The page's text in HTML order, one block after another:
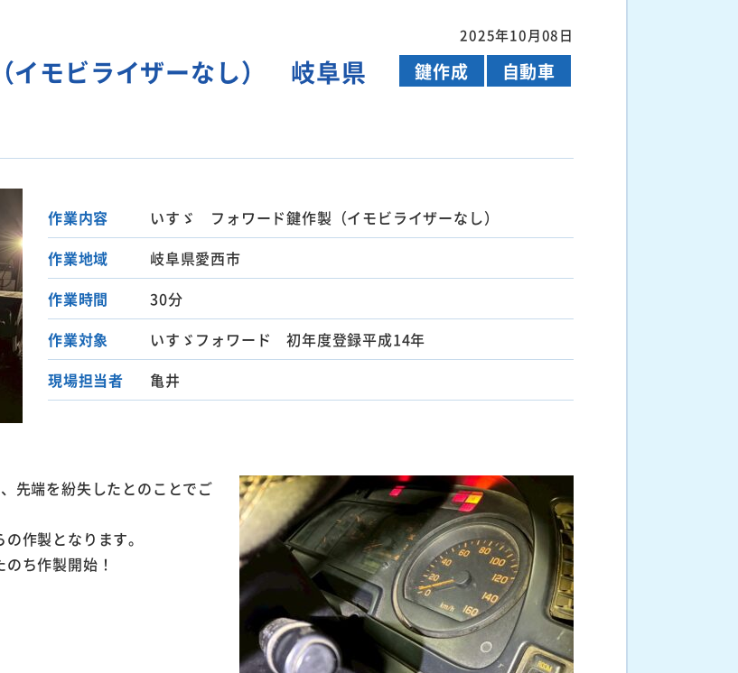
2025年10月08日
イモビライザーなし） 岐阜県
鍵作成 自動車
作業内容
いすゞ フォワード鍵作製（イモビライザーなし）
作業地域
岐阜県愛西市
作業時間
30分
作業対象
いすゞフォワード 初年度登録平成14年
現場担当者
亀井
先端を紛失したとのことでご
作製となります。
ち作製開始！